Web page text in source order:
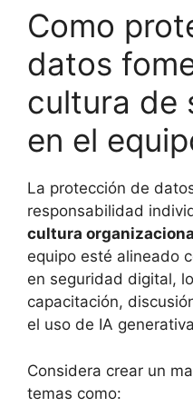
Como
datos
cultura de
en el
La protección de
responsabilidad
cultura
equipo esté alineado
en seguridad digital,
capacitación,
el uso de IA
Considera crear un
temas como: